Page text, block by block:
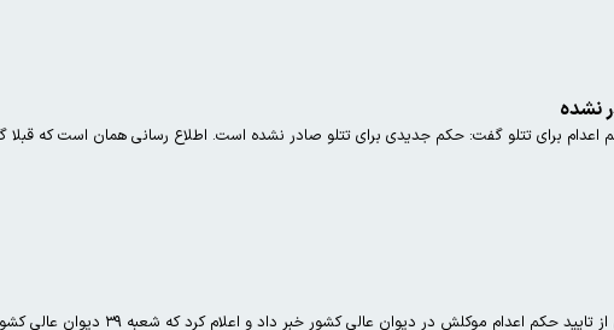
نشده
اعدام برای تتلو گفت: حکم جدیدی برای تتلو صادر نشده است. اطلاع رسانی همان است که قبلا
امیر رئیسیان، وکیل پخشان عزیزی زندانی محبوس در